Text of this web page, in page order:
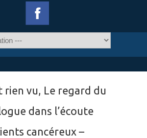
rien vu, Le regard du
dans l’écoute
cancéreux –